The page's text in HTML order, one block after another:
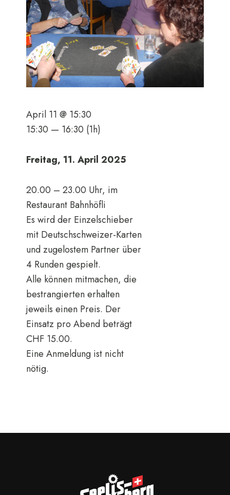
Freitag, 11. April 2025
20.00 – 23.00 Uhr, im
Restaurant Bahnhöfli
Es wird der Einzelschieber
mit Deutschschweizer-Karten
und zugelostem Partner über
4 Runden gespielt.
Alle können mitmachen, die
bestrangierten erhalten
jeweils einen Preis. Der
Einsatz pro Abend beträgt
CHF 15.00.
Eine Anmeldung ist nicht
nötig.
April 11 @ 15:30
15:30 — 16:30 (1h)